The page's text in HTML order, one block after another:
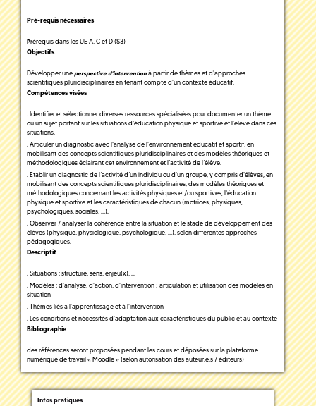
Pré-requis nécessaires
Prérequis dans les UE A, C et D (S3)
Objectifs
Développer une perspective d'intervention à partir de thèmes et d'approches
scientifiques pluridisciplinaires en tenant compte d’un contexte éducatif.
Compétences visées
. Identifier et sélectionner diverses ressources spécialisées pour documenter un thème
ou un sujet portant sur les situations d'éducation physique et sportive et l’élève dans ces
situations.
. Articuler un diagnostic avec l'analyse de l’environnement éducatif et sportif, en
mobilisant des concepts scientifiques pluridisciplinaires et des modèles théoriques et
méthodologiques éclairant cet environnement et l’activité de l’élève.
. Etablir un diagnostic de l’activité d’un individu ou d'un groupe, y compris d'élèves, en
mobilisant des concepts scientifiques pluridisciplinaires, des modèles théoriques et
méthodologiques concernant les activités physiques et/ou sportives, l'éducation
physique et sportive et les caractéristiques de chacun (motrices, physiques,
psychologiques, sociales, …).
. Observer / analyser la cohérence entre la situation et le stade de développement des
élèves (physique, physiologique, psychologique, …), selon différentes approches
pédagogiques.
Descriptif
. Situations : structure, sens, enjeu(x), …
. Modèles : d’analyse, d’action, d’intervention ; articulation et utilisation des modèles en
situation
. Thèmes liés à l’apprentissage et à l’intervention
. Les conditions et nécessités d’adaptation aux caractéristiques du public et au contexte
Bibliographie
des références seront proposées pendant les cours et déposées sur la plateforme
numérique de travail « Moodle » (selon autorisation des auteur.e.s / éditeurs)
Infos pratiques